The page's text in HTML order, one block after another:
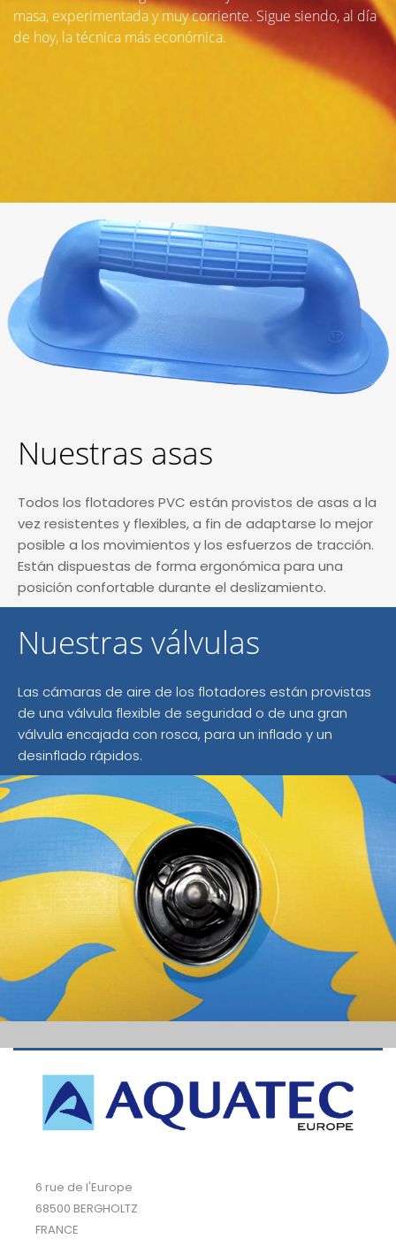
masa, experimentada y muy corriente. Sigue siendo, al día
de hoy, la técnica más económica.
Nuestras asas
Todos los flotadores PVC están provistos de asas a la
vez resistentes y flexibles, a fin de adaptarse lo mejor
posible a los movimientos y los esfuerzos de tracción.
Están dispuestas de forma ergonómica para una
posición confortable durante el deslizamiento.
Nuestras válvulas
Las cámaras de aire de los flotadores están provistas
de una válvula flexible de seguridad o de una gran
válvula encajada con rosca, para un inflado y un
desinflado rápidos.
6 rue de l'Europe
68500 BERGHOLTZ
FRANCE